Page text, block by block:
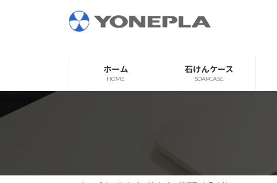
ス
ッ
ン
移
ホーム
HOME
石けんケース
SOAPCASE